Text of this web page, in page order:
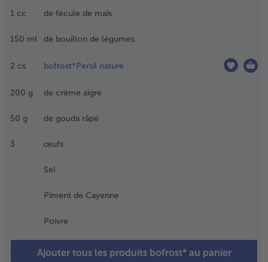
1 cc de fécule de maïs
150 ml de bouillon de légumes
2 cs bofrost*Persil nature
200 g de crème aigre
50 g de gouda râpé
3 œufs
Sel
Piment de Cayenne
Poivre
Ajouter tous les produits bofrost* au panier
que
le
pâte
d'au
Percer